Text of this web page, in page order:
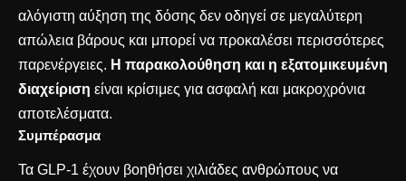
αλόγιστη αύξηση της δόσης δεν οδηγεί σε μεγαλύτερη
απώλεια βάρους και μπορεί να προκαλέσει περισσότερες
παρενέργειες. Η παρακολούθηση και η εξατομικευμένη
διαχείριση είναι κρίσιμες για ασφαλή και μακροχρόνια
αποτελέσματα.
Συμπέρασμα
Τα GLP-1 έχουν βοηθήσει χιλιάδες ανθρώπους να